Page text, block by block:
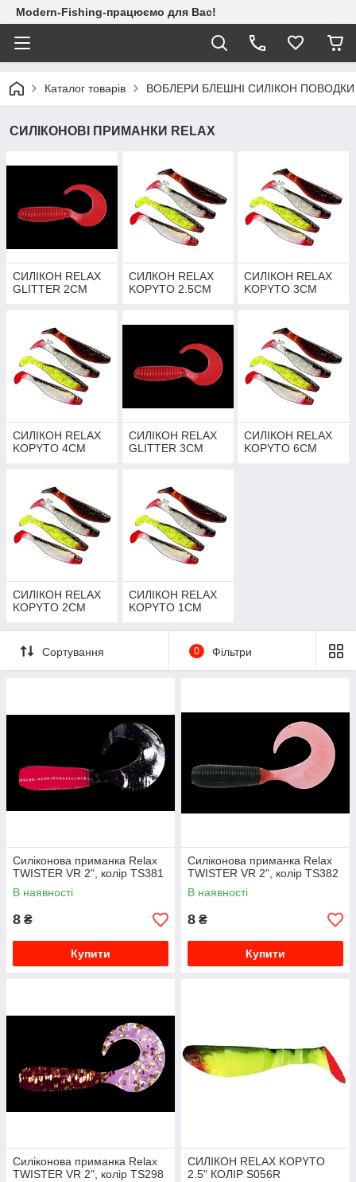
Modern-Fishing-працюємо для Вас!
Каталог товарів ВОБЛЕРИ БЛЕШНІ СИЛІКОН
СИЛІКОНОВІ ПРИМАНКИ RELAX
СИЛІКОН RELAX
GLITTER 2СМ
СИЛКОН RELAX
KOPYTO 2.5СМ
СИЛІКОН RELAX
KOPYTO 3СМ
СИЛІКОН RELAX
KOPYTO 4СМ
CИЛІКОН RELAX
GLITTER 3СМ
СИЛІКОН RELAX
KOPYTO 6СМ
СИЛІКОН RELAX
KOPYTO 2СМ
СИЛІКОН RELAX
KOPYTO 1CM
Сортування 0 Фільтри
Силіконова приманка Relax
TWISTER VR 2", колір TS381
В наявності
8 ₴
Купити
Силіконова приманка Relax
TWISTER VR 2", колір TS382
В наявності
8 ₴
Купити
Силіконова приманка Relax
TWISTER VR 2", колір TS298
СИЛІКОН RELAX KOPYTO
2.5" КОЛІР S056R